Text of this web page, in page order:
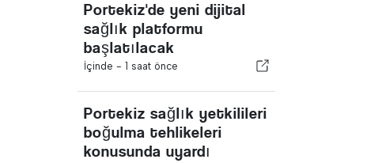
Portekiz'de yeni dijital
sağlık platformu
başlatılacak
İçinde - 1 saat önce
Portekiz sağlık yetkilileri
boğulma tehlikeleri
konusunda uyardı